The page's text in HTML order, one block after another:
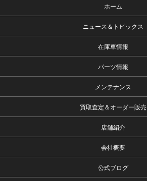
ホーム
ニュース＆トピックス
在庫車情報
パーツ情報
メンテナンス
買取査定＆オーダー販売
店舗紹介
会社概要
公式ブログ